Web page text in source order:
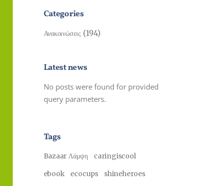
Categories
Ανακοινώσεις (194)
Latest news
No posts were found for provided
query parameters.
Tags
Bazaar Λάμψη
caringiscool
ebook
ecocups
shineheroes